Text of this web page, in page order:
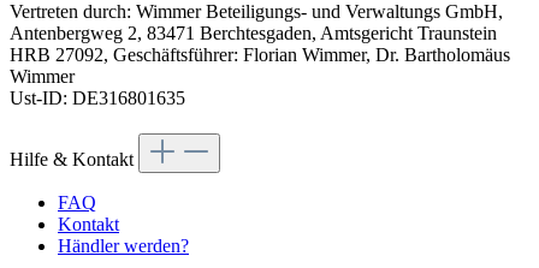
Vertreten durch: Wimmer Beteiligungs- und Verwaltungs GmbH,
Antenbergweg 2, 83471 Berchtesgaden, Amtsgericht Traunstein
HRB 27092, Geschäftsführer: Florian Wimmer, Dr. Bartholomäus
Wimmer
Ust-ID: DE316801635
Hilfe & Kontakt
FAQ
Kontakt
Händler werden?